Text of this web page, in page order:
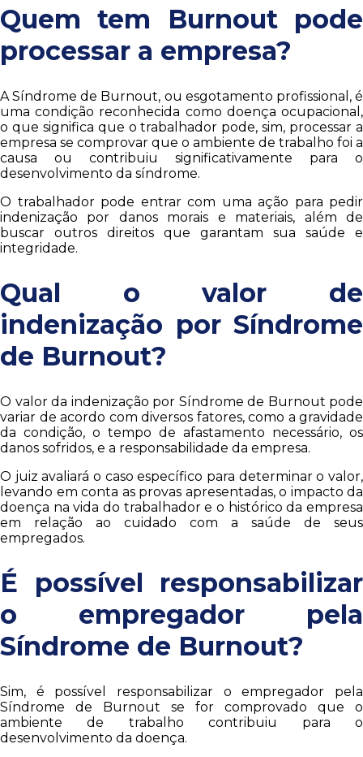
Quem tem Burnout pode
processar a empresa?
A Síndrome de Burnout, ou esgotamento profissional, é
uma condição reconhecida como doença ocupacional,
o que significa que o trabalhador pode, sim, processar a
empresa se comprovar que o ambiente de trabalho foi a
causa ou contribuiu significativamente para o
desenvolvimento da síndrome.
O trabalhador pode entrar com uma ação para pedir
indenização por danos morais e materiais, além de
buscar outros direitos que garantam sua saúde e
integridade.
Qual o valor de
indenização por Síndrome
de Burnout?
O valor da indenização por Síndrome de Burnout pode
variar de acordo com diversos fatores, como a gravidade
da condição, o tempo de afastamento necessário, os
danos sofridos, e a responsabilidade da empresa.
O juiz avaliará o caso específico para determinar o valor,
levando em conta as provas apresentadas, o impacto da
doença na vida do trabalhador e o histórico da empresa
em relação ao cuidado com a saúde de seus
empregados.
É possível responsabilizar
o empregador pela
Síndrome de Burnout?
Sim, é possível responsabilizar o empregador pela
Síndrome de Burnout se for comprovado que o
ambiente de trabalho contribuiu para o
desenvolvimento da doença.